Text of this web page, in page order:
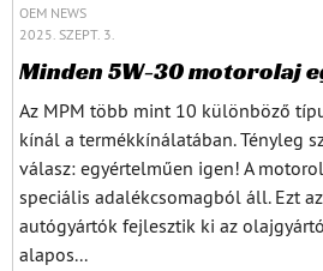
OEM NEWS
2025. SZEPT. 3.
Minden 5W-30 motorolaj
Az MPM több mint 10 különböző
kínál a termékkínálatában. Tényleg
válasz: egyértelműen igen! A
speciális adalékcsomagból áll. Ezt
autógyártók fejlesztik ki az
alapos...